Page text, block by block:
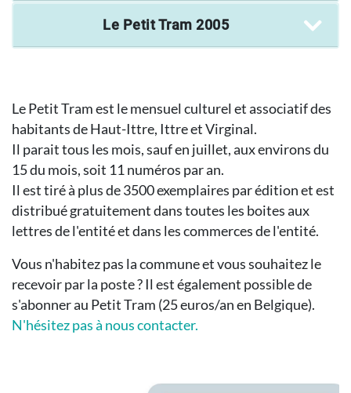
Le Petit Tram2005
Le Petit Tram est le mensuel culturel et associatif des
habitants de Haut-Ittre, Ittre et Virginal.
Il parait tous les mois, sauf en juillet, aux environs du
15 du mois, soit 11 numéros par an.
Il est tiré à plus de 3500 exemplaires par édition et est
distribué gratuitement dans toutes les boites aux
lettres de l'entité et dans les commerces de l'entité.
Vous n'habitez pas la commune et vous souhaitez le
recevoir par la poste ? Il est également possible de
s'abonner au Petit Tram (25 euros/an en Belgique).
N'hésitez pas à nous contacter.